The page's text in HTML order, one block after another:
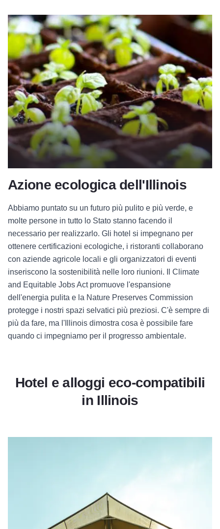
Azione ecologica dell'Illinois
Abbiamo puntato su un futuro più pulito e più verde, e
molte persone in tutto lo Stato stanno facendo il
necessario per realizzarlo. Gli hotel si impegnano per
ottenere certificazioni ecologiche, i ristoranti collaborano
con aziende agricole locali e gli organizzatori di eventi
inseriscono la sostenibilità nelle loro riunioni. Il Climate
and Equitable Jobs Act promuove l'espansione
dell'energia pulita e la Nature Preserves Commission
protegge i nostri spazi selvatici più preziosi. C'è sempre di
più da fare, ma l'Illinois dimostra cosa è possibile fare
quando ci impegniamo per il progresso ambientale.
Hotel e alloggi eco-compatibili
in Illinois